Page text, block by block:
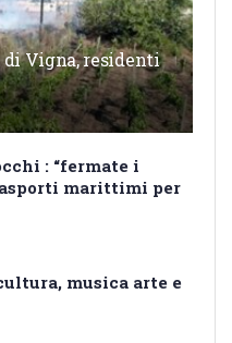
di Vigna, residenti
: “fermate i
marittimi per
musica arte e